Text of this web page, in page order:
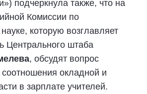
подчеркнула также, что на
Комиссии по
которую возглавляет
Центрального штаба
, обсудят вопрос
окладной и
в зарплате учителей.